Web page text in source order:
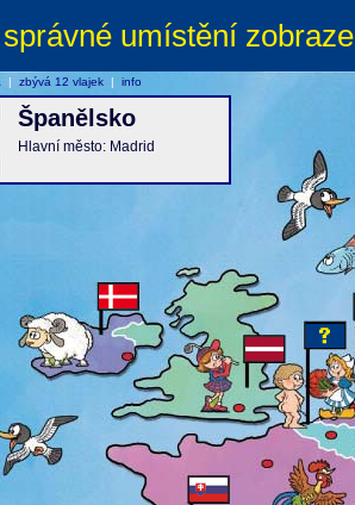
umístění
Španělsko
Hlavní město: Madrid
| zbývá 12 vlajek | info